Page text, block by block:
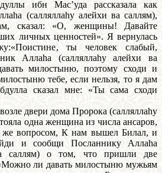
ибн Мас’уда рассказала как
(салляллаhу алейхи ва саллям),
сказал: «О, женщины! Давайте
личных ценностей». Я вернулась
ты человек слабый,
Аллаhа (салляллаhу алейхи ва
милостыню, поэтому сходи и
тебе, если нельзя, то я дам
сказал мне: «Ты сама сходи
двери дома Пророка (салляллаhу
одна женщина из числа ансаров,
же вопросом, К нам вышел Билал, и
и сообщи Посланнику Аллаhа
саллям) о том, что пришли две
ли давать милостыню мужьям